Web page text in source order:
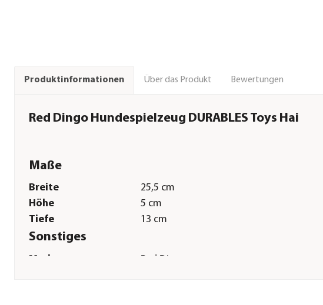
Produktinformationen Über das Produkt Bewertungen
Red Dingo Hundespielzeug DURABLES Toys Hai
Maße
Breite
25,5 cm
Höhe
5 cm
Tiefe
13 cm
Sonstiges
Marke
Red Dingo